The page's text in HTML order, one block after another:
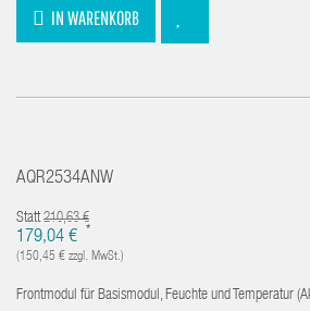
IN WARENKORB
AQR2534ANW
Statt210,63 €
179,04 € *
(150,45 € zzgl. MwSt.)
Frontmodul für Basismodul, Feuchte und Temperatur